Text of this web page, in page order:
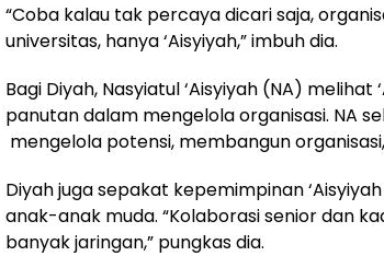
“Coba kalau tak percaya dicari saja,
universitas, hanya ‘Aisyiyah,” imbuh dia.
Bagi Diyah, Nasyiatul ‘Aisyiyah (NA)
panutan dalam mengelola organisasi. NA
mengelola potensi, membangun
Diyah juga sepakat kepemimpinan
anak-anak muda. “Kolaborasi senior dan
banyak jaringan,” pungkas dia.